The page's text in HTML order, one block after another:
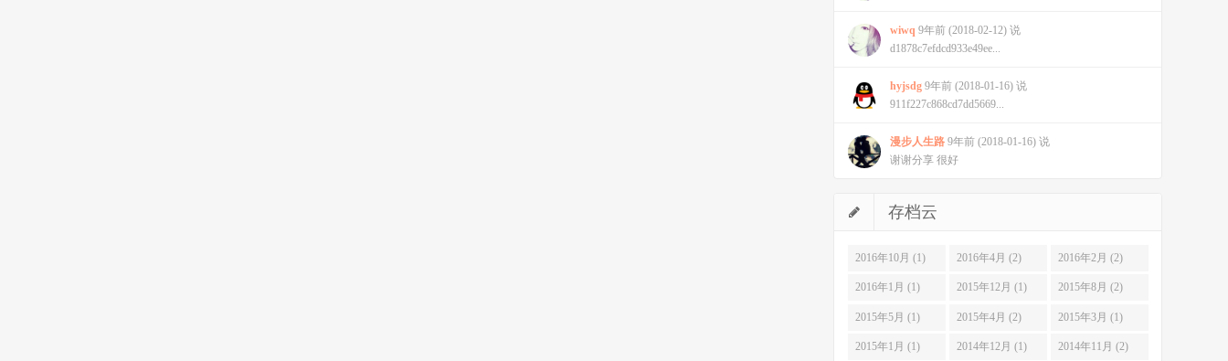
wiwq 9年前 (2018-02-12) 说
d1878c7efdcd933e49ee...
hyjsdg 9年前 (2018-01-16) 说
911f227c868cd7dd5669...
漫步人生路 9年前 (2018-01-16) 说
谢谢分享 很好
存档云
2016年10月 (1) 2016年4月 (2) 2016年2月 (2)
2016年1月 (1) 2015年12月 (1) 2015年8月 (2)
2015年5月 (1) 2015年4月 (2) 2015年3月 (1)
2015年1月 (1) 2014年12月 (1) 2014年11月 (2)